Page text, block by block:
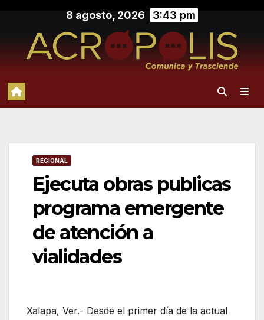
contenido
8 agosto, 2026 3:43 pm
REGIONAL
Ejecuta obras publicas
programa emergente
de atención a
vialidades
Xalapa, Ver.- Desde el primer día de la actual